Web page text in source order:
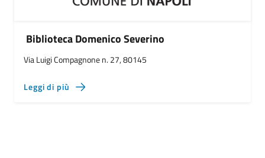
Biblioteca Domenico Severino
Via Luigi Compagnone n. 27, 80145
Leggi di più